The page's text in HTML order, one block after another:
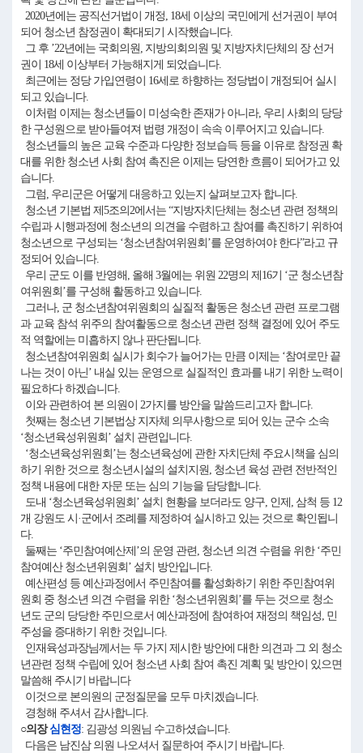
2020년에는 공직선거법이 개정, 18세 이상의 국민에게 선거권이 부여
되어 청소년 참정권이 확대되기 시작했습니다.
그 후 ’22년에는 국회의원, 지방의회의원 및 지방자치단체의 장 선거
권이 18세 이상부터 가능해지게 되었습니다.
최근에는 정당 가입연령이 16세로 하향하는 정당법이 개정되어 실시
되고 있습니다.
이처럼 이제는 청소년들이 미성숙한 존재가 아니라, 우리 사회의 당당
한 구성원으로 받아들여져 법령 개정이 속속 이루어지고 있습니다.
청소년들의 높은 교육 수준과 다양한 정보습득 등을 이유로 참정권 확
대를 위한 청소년 사회 참여 촉진은 이제는 당연한 흐름이 되어가고 있
습니다.
그럼, 우리군은 어떻게 대응하고 있는지 살펴보고자 합니다.
청소년 기본법 제5조의2에서는 “지방자치단체는 청소년 관련 정책의
수립과 시행과정에 청소년의 의견을 수렴하고 참여를 촉진하기 위하여
청소년으로 구성되는 ‘청소년참여위원회’를 운영하여야 한다”라고 규
정되어 있습니다.
우리 군도 이를 반영해, 올해 3월에는 위원 22명의 제16기 ‘군 청소년참
여위원회’를 구성해 활동하고 있습니다.
그러나, 군 청소년참여위원회의 실질적 활동은 청소년 관련 프로그램
과 교육 참석 위주의 참여활동으로 청소년 관련 정책 결정에 있어 주도
적 역할에는 미흡하지 않나 판단됩니다.
청소년참여위원회 실시가 회수가 늘어가는 만큼 이제는 ‘참여로만 끝
나는 것이 아닌’ 내실 있는 운영으로 실질적인 효과를 내기 위한 노력이
필요하다 하겠습니다.
이와 관련하여 본 의원이 2가지를 방안을 말씀드리고자 합니다.
첫째는 청소년 기본법상 지자체 의무사항으로 되어 있는 군수 소속
‘청소년육성위원회’ 설치 관련입니다.
‘청소년육성위원회’는 청소년육성에 관한 자치단체 주요시책을 심의
하기 위한 것으로 청소년시설의 설치지원, 청소년 육성 관련 전반적인
정책 내용에 대한 자문 또는 심의 기능을 담당합니다.
도내 ‘청소년육성위원회’ 설치 현황을 보더라도 양구, 인제, 삼척 등 12
개 강원도 시·군에서 조례를 제정하여 실시하고 있는 것으로 확인됩니
다.
둘째는 ‘주민참여예산제’의 운영 관련, 청소년 의견 수렴을 위한 ‘주민
참여예산 청소년위원회’ 설치 방안입니다.
예산편성 등 예산과정에서 주민참여를 활성화하기 위한 주민참여위
원회 중 청소년 의견 수렴을 위한 ‘청소년위원회’를 두는 것으로 청소
년도 군의 당당한 주민으로서 예산과정에 참여하여 재정의 책임성, 민
주성을 증대하기 위한 것입니다.
인재육성과장님께서는 두 가지 제시한 방안에 대한 의견과 그 외 청소
년관련 정책 수립에 있어 청소년 사회 참여 촉진 계획 및 방안이 있으면
말씀해 주시기 바랍니다
이것으로 본의원의 군정질문을 모두 마치겠습니다.
경청해 주셔서 감사합니다.
○의장심현정: 김광성 의원님 수고하셨습니다.
다음은 남진삼 의원 나오셔서 질문하여 주시기 바랍니다.